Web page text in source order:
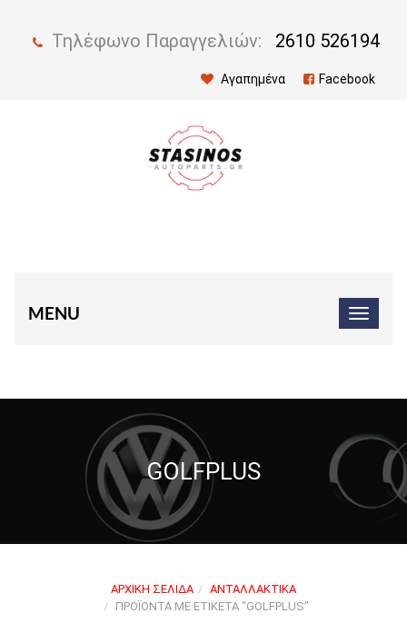
Τηλέφωνο Παραγγελιών: 2610 526194
Αγαπημένα Facebook
MENU
GOLFPLUS
ΑΡΧΙΚΉ ΣΕΛΊΔΑ
ΑΝΤΑΛΛΑΚΤΙΚΆ
ΠΡΟΪΌΝΤΑ ΜΕ ΕΤΙΚΈΤΑ “GOLFPLUS”